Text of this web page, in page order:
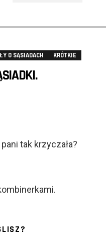
O SĄSIADACH KRÓTKIE
tak krzyczała?